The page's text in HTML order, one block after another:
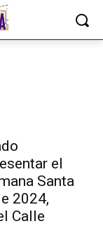
el
Santa
2024,
Calle